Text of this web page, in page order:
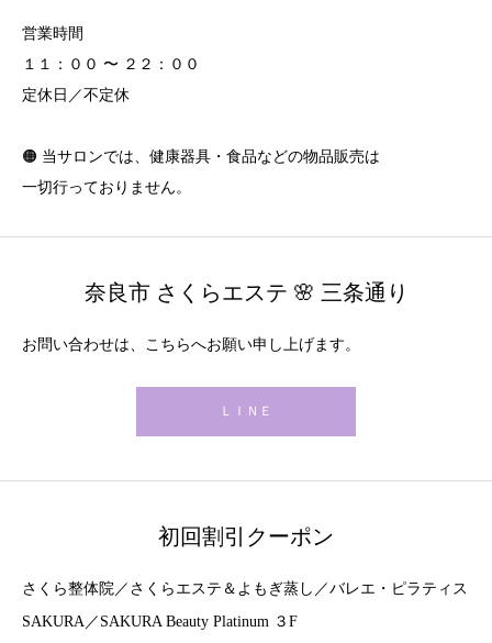
営業時間
１１：００ 〜 ２２：００
定休日／不定休
🟠 当サロンでは、健康器具・食品などの物品販売は
一切行っておりません。
奈良市 さくらエステ 🌸 三条通り
お問い合わせは、こちらへお願い申し上げます。
ＬＩＮＥ
初回割引クーポン
さくら整体院／さくらエステ＆よもぎ蒸し／バレエ・ピラティス
SAKURA／SAKURA Beauty Platinum ３F